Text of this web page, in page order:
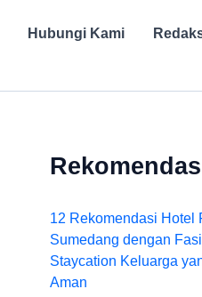
Hubungi Kami
12 Rekomendasi Hotel
Sumedang dengan
Staycation Keluarga
Aman